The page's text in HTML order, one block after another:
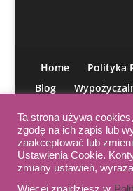
Home Polityka
Blog
Wystrój ma znaczenie ©
Ta strona używa
zgodę na ich zapis lub
zaakceptować lub
Ustawienia Cookie.
zmiany ustawień,
Więcej znajdziesz w